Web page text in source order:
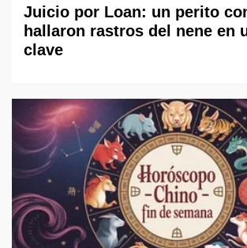
Juicio por Loan: un perito
hallaron rastros del nene en
clave